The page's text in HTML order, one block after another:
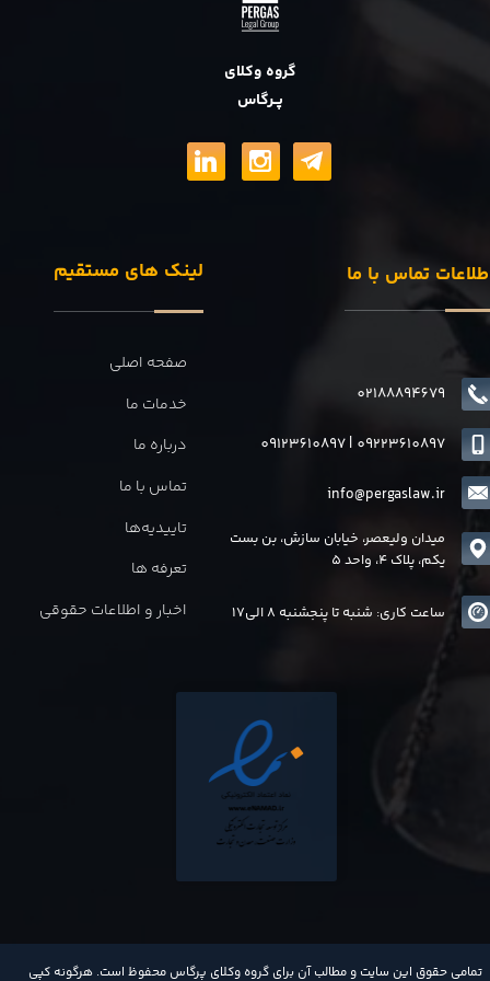
​تمامی حقوق این سایت و مطالب آن برای گروه وکلای پرگاس محفوظ است. هرگونه کپی
گروه وکلای
پــرگاس
لینک های مستقیم
صفحه اصلی
خدمات ما
درباره ما
تماس با ما
تاییدیه‌ها
تعرفه ها
اخبار و اطلاعات حقوقی
تماس با ما
02188894679
info@pergaslaw.ir
09123610897| 09223610897
میدان ولیعصر، خیابان سازش، بن بست
یکم، پلاک 4، واحد 5
ساعت کاری: شنبه تا پنجشنبه 8 الی17